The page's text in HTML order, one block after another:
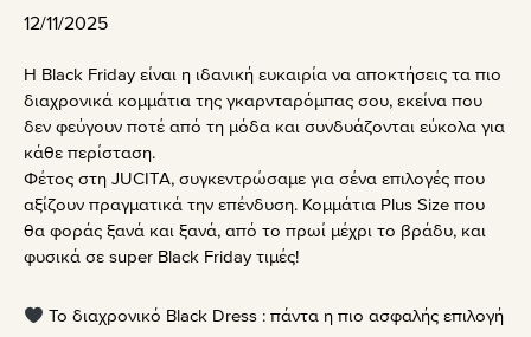
12/11/2025
Η Black Friday είναι η ιδανική ευκαιρία να αποκτήσεις τα πιο
διαχρονικά κομμάτια της γκαρνταρόμπας σου, εκείνα που
δεν φεύγουν ποτέ από τη μόδα και συνδυάζονται εύκολα για
κάθε περίσταση.
Φέτος στη JUCITA, συγκεντρώσαμε για σένα επιλογές που
αξίζουν πραγματικά την επένδυση. Κομμάτια Plus Size που
θα φοράς ξανά και ξανά, από το πρωί μέχρι το βράδυ, και
φυσικά σε super Black Friday τιμές!
Το διαχρονικό Black Dress : πάντα η πιο ασφαλής επιλογή